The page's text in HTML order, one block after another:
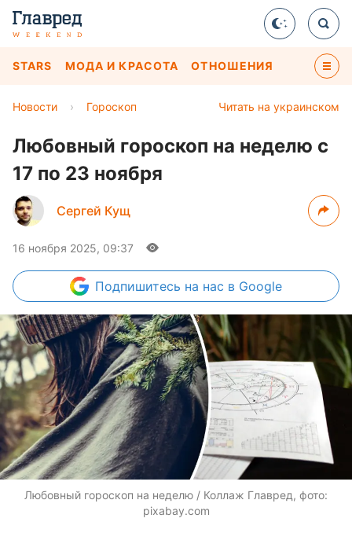
STARS МОДА И КРАСОТА ОТНОШЕНИЯ
Читать на украинском
Новости › Гороскоп
Любовный гороскоп на неделю с
17 по 23 ноября
Сергей Кущ
16 ноября 2025, 09:37
Подпишитесь на нас в Google
Любовный гороскоп на неделю / Коллаж Главред, фото:
pixabay.com